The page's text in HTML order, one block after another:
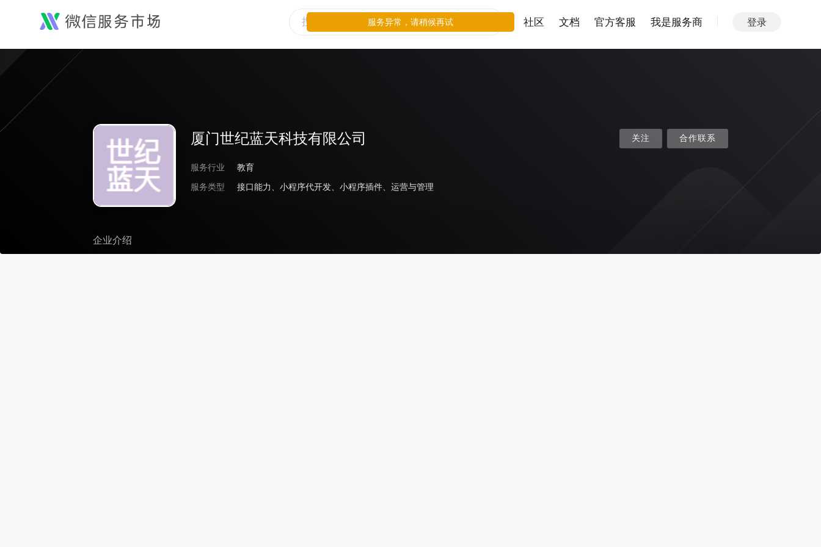
社区 文档 官方客服 我是服务商 登录
厦门世纪蓝天科技有限公司
服务行业
教育
服务类型
接口能力、小程序代开发、小程序插件、运营与管理
关注 合作联系
企业介绍
服务异常，请稍候再试